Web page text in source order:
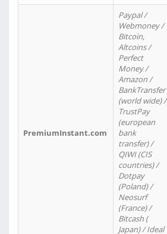
PremiumInstant.com
Paypal /
Webmoney /
Bitcoin,
Altcoins /
Perfect
Money /
Amazon /
BankTransfer
(world wide) /
TrustPay
(european
bank
transfer) /
QIWI (CIS
countries) /
Dotpay
(Poland) /
Neosurf
(France) /
Bitcash (
Japan) / Ideal